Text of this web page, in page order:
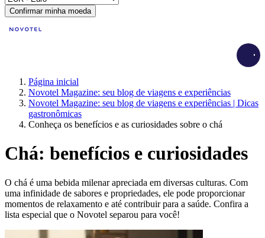
Confirmar minha moeda
Página inicial
Novotel Magazine: seu blog de viagens e experiências
Novotel Magazine: seu blog de viagens e experiências | Dicas
gastronômicas
Conheça os benefícios e as curiosidades sobre o chá
Chá: benefícios e curiosidades
O chá é uma bebida milenar apreciada em diversas culturas. Com
uma infinidade de sabores e propriedades, ele pode proporcionar
momentos de relaxamento e até contribuir para a saúde. Confira a
lista especial que o Novotel separou para você!